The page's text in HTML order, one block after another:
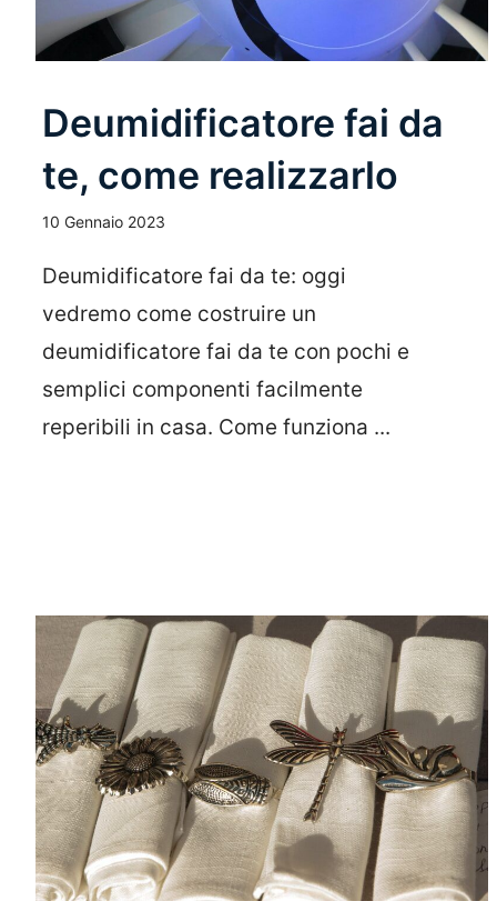
Deumidificatore fai da
te, come realizzarlo
10 Gennaio 2023
Deumidificatore fai da te: oggi
vedremo come costruire un
deumidificatore fai da te con pochi e
semplici componenti facilmente
reperibili in casa. Come funziona ...